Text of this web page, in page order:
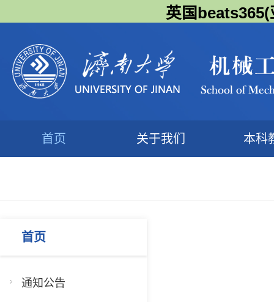
英国
首页 关于我们 本科
首页
通知公告